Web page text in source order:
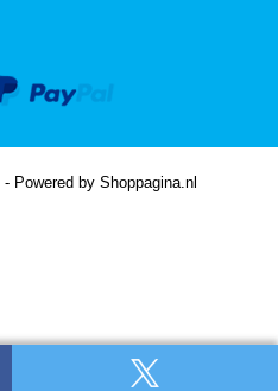
Powered by Shoppagina.nl